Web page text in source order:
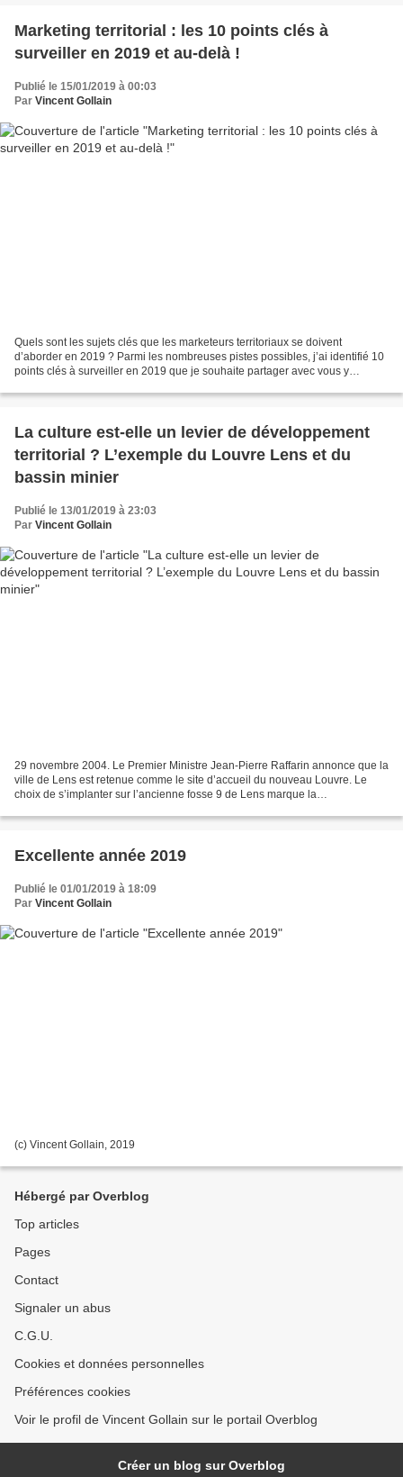
Marketing territorial : les 10 points clés à
surveiller en 2019 et au-delà !
Publié le 15/01/2019 à 00:03
Par Vincent Gollain
Quels sont les sujets clés que les marketeurs territoriaux se doivent
d’aborder en 2019 ? Parmi les nombreuses pistes possibles, j’ai identifié 10
points clés à surveiller en 2019 que je souhaite partager avec vous y
La culture est-elle un levier de développement
territorial ? L’exemple du Louvre Lens et du
bassin minier
Publié le 13/01/2019 à 23:03
Par Vincent Gollain
29 novembre 2004. Le Premier Ministre Jean-Pierre Raffarin annonce que la
ville de Lens est retenue comme le site d’accueil du nouveau Louvre. Le
choix de s’implanter sur l’ancienne fosse 9 de Lens marque la
Excellente année 2019
Publié le 01/01/2019 à 18:09
Par Vincent Gollain
(c) Vincent Gollain, 2019
Hébergé par Overblog
Top articles
Pages
Contact
Signaler un abus
C.G.U.
Cookies et données personnelles
Préférences cookies
Voir le profil de Vincent Gollain sur le portail Overblog
Créer un blog sur Overblog